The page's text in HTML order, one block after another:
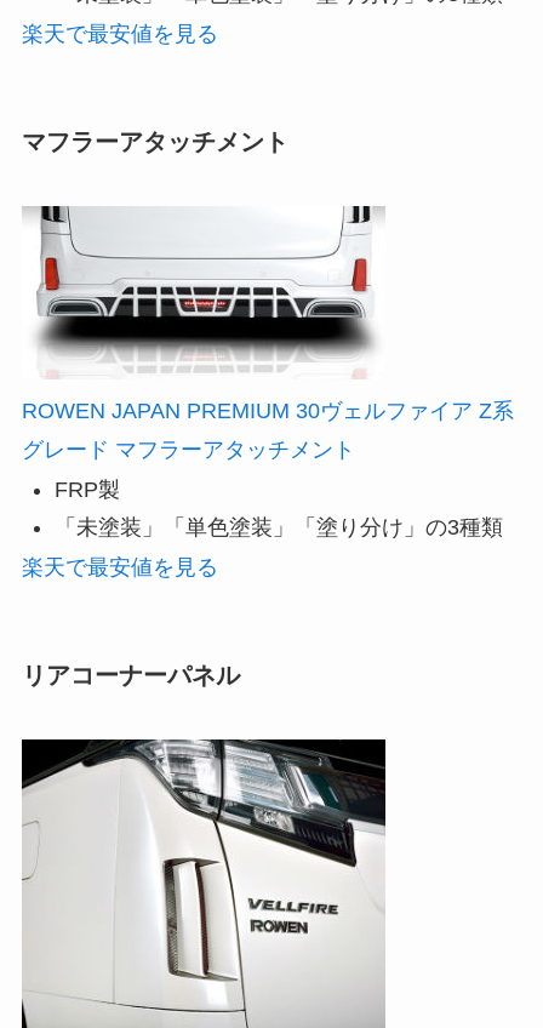
楽天で最安値を見る
マフラーアタッチメント
ROWEN JAPAN PREMIUM 30ヴェルファイア Z系
グレード マフラーアタッチメント
FRP製
「未塗装」「単色塗装」「塗り分け」の3種類
楽天で最安値を見る
リアコーナーパネル